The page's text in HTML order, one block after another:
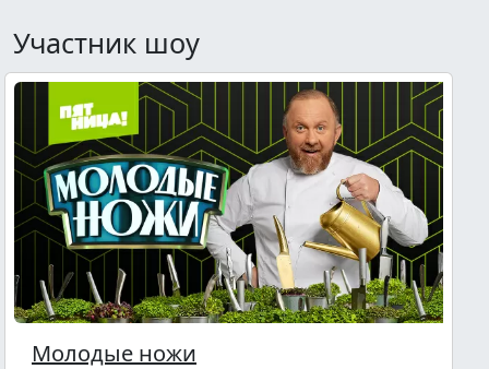
Участник шоу
Молодые ножи